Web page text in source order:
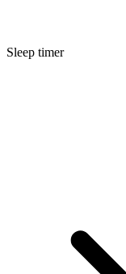
Sleep timer